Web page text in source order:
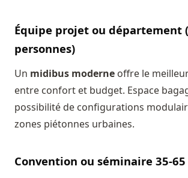
Équipe projet ou département
personnes)
Un midibus moderne offre le
entre confort et budget. Espace
possibilité de configurations
zones piétonnes urbaines.
Convention ou séminaire 35-